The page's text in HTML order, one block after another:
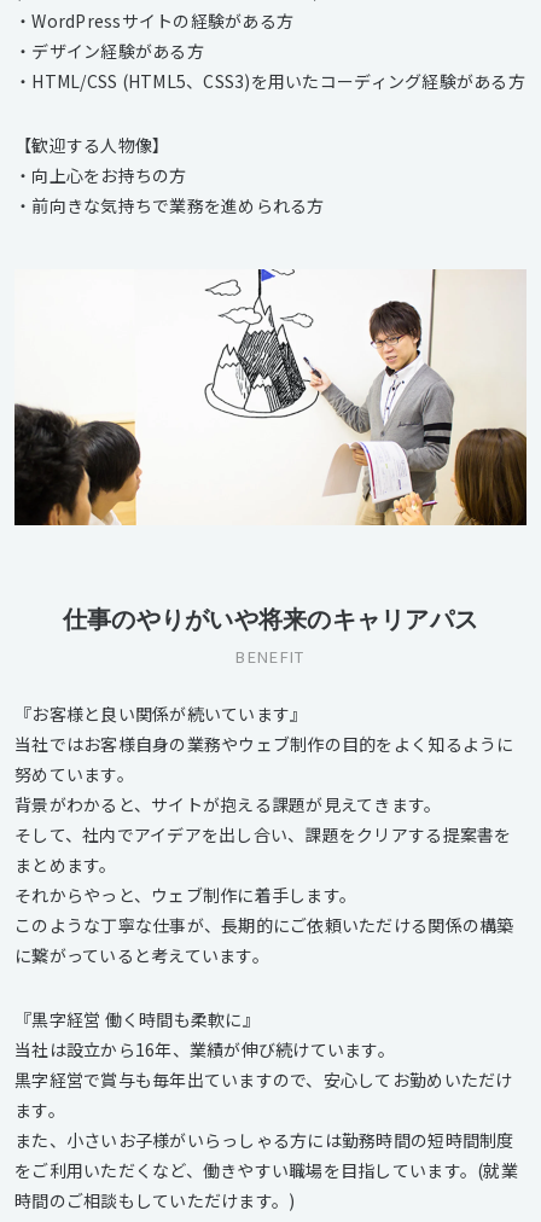
・WordPressサイトの経験がある方
・デザイン経験がある方
・HTML/CSS (HTML5、CSS3)を用いたコーディング経験がある方
【歓迎する人物像】
・向上心をお持ちの方
・前向きな気持ちで業務を進められる方
仕事のやりがいや将来のキャリアパス
BENEFIT
『お客様と良い関係が続いています』
当社ではお客様自身の業務やウェブ制作の目的をよく知るように
努めています。
背景がわかると、サイトが抱える課題が見えてきます。
そして、社内でアイデアを出し合い、課題をクリアする提案書を
まとめます。
それからやっと、ウェブ制作に着手します。
このような丁寧な仕事が、長期的にご依頼いただける関係の構築
に繋がっていると考えています。
『黒字経営 働く時間も柔軟に』
当社は設立から16年、業績が伸び続けています。
黒字経営で賞与も毎年出ていますので、安心してお勤めいただけ
ます。
また、小さいお子様がいらっしゃる方には勤務時間の短時間制度
をご利用いただくなど、働きやすい職場を目指しています。(就業
時間のご相談もしていただけます。)